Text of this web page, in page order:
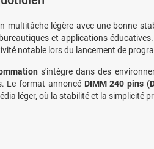
multitâche légère avec une bonne
et applications
notable lors du lancement de
s'intègre dans des
Le format annoncé DIMM 240 pins
léger, où la stabilité et la simplicité